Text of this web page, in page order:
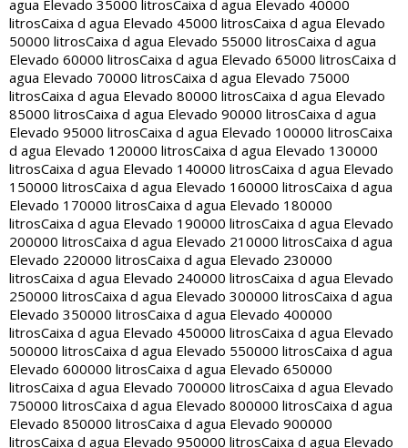
agua Elevado 35000 litrosCaixa d agua Elevado 40000
litrosCaixa d agua Elevado 45000 litrosCaixa d agua Elevado
50000 litrosCaixa d agua Elevado 55000 litrosCaixa d agua
Elevado 60000 litrosCaixa d agua Elevado 65000 litrosCaixa d
agua Elevado 70000 litrosCaixa d agua Elevado 75000
litrosCaixa d agua Elevado 80000 litrosCaixa d agua Elevado
85000 litrosCaixa d agua Elevado 90000 litrosCaixa d agua
Elevado 95000 litrosCaixa d agua Elevado 100000 litrosCaixa
d agua Elevado 120000 litrosCaixa d agua Elevado 130000
litrosCaixa d agua Elevado 140000 litrosCaixa d agua Elevado
150000 litrosCaixa d agua Elevado 160000 litrosCaixa d agua
Elevado 170000 litrosCaixa d agua Elevado 180000
litrosCaixa d agua Elevado 190000 litrosCaixa d agua Elevado
200000 litrosCaixa d agua Elevado 210000 litrosCaixa d agua
Elevado 220000 litrosCaixa d agua Elevado 230000
litrosCaixa d agua Elevado 240000 litrosCaixa d agua Elevado
250000 litrosCaixa d agua Elevado 300000 litrosCaixa d agua
Elevado 350000 litrosCaixa d agua Elevado 400000
litrosCaixa d agua Elevado 450000 litrosCaixa d agua Elevado
500000 litrosCaixa d agua Elevado 550000 litrosCaixa d agua
Elevado 600000 litrosCaixa d agua Elevado 650000
litrosCaixa d agua Elevado 700000 litrosCaixa d agua Elevado
750000 litrosCaixa d agua Elevado 800000 litrosCaixa d agua
Elevado 850000 litrosCaixa d agua Elevado 900000
litrosCaixa d agua Elevado 950000 litrosCaixa d agua Elevado